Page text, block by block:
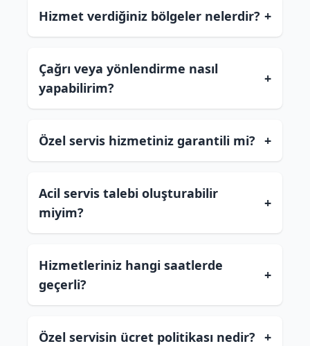
Hizmet verdiğiniz bölgeler nelerdir? +
Çağrı veya yönlendirme nasıl
yapabilirim?
+
Özel servis hizmetiniz garantili mi? +
Acil servis talebi oluşturabilir
miyim?
+
Hizmetleriniz hangi saatlerde
geçerli?
+
Özel servisin ücret politikası nedir? +